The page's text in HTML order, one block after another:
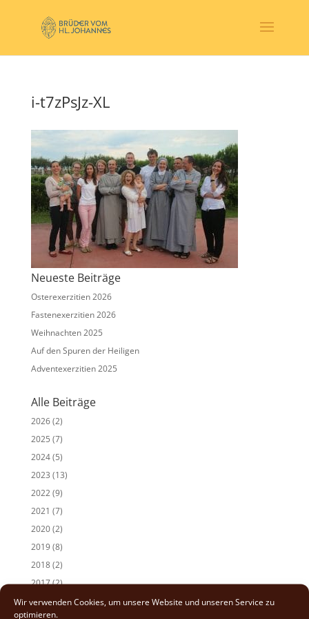
Wir verwenden Cookies, um unsere Website und unseren Service zu
optimieren.
i-t7zPsJz-XL
Neueste Beiträge
Osterexerzitien 2026
Fastenexerzitien 2026
Weihnachten 2025
Auf den Spuren der Heiligen
Adventexerzitien 2025
Alle Beiträge
2026(2)
2025 (7)
2024(5)
2023 (13)
2022(9)
2021 (7)
2020(2)
2019(8)
2018(2)
2017(2)